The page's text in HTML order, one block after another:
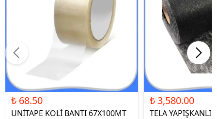
₺ 68.50
UNİTAPE KOLİ BANTI 67X100MT
₺ 3,580.00
TELA YAPIŞKANLI